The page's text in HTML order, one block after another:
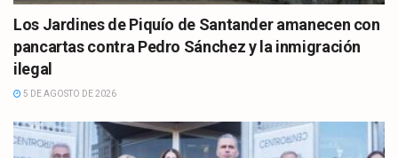
Los Jardines de Piquío de Santander amanecen con
pancartas contra Pedro Sánchez y la inmigración
ilegal
5 DE AGOSTO DE 2026